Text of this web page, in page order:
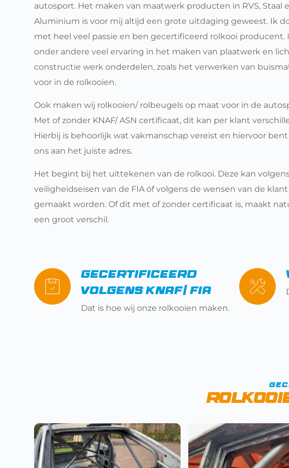
autosport. Het maken van maatwerk producten in RVS, Staal
Aluminium is voor mij altijd een grote uitdaging geweest. Ik
met heel veel passie en ben gecertificeerd rolkooi producent.
onder andere veel ervaring in het maken van plaatwerk en
constructie werk onderdelen, zoals het verwerken van
voor in de rolkooien.
Ook maken wij rolkooien/ rolbeugels op maat voor in de
Met of zonder KNAF/ ASN certificaat, dit kan per klant
Hierbij is behoorlijk wat vakmanschap vereist en hiervoor
ons aan het juiste adres.
Het begint bij het uittekenen van de rolkooi. Deze kan
veiligheidseisen van de FIA óf volgens de wensen van de klant
gemaakt worden. Of dit met of zonder certificaat is, maakt
een groot verschil.
Gecertificeerd
volgens KNAF/ FIA
Dat is hoe wij onze rolkooien maken.